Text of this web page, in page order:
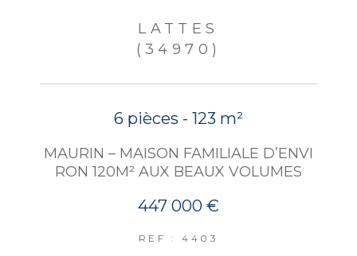
LATTES
(34970)
6 pièces - 123 m²
MAURIN – MAISON FAMILIALE D’ENVI
RON 120M² AUX BEAUX VOLUMES
447 000 €
REF : 4403